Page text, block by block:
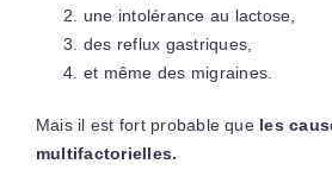
une intolérance au lactose,
des reflux gastriques,
et même des migraines.
Mais il est fort probable que les
multifactorielles.